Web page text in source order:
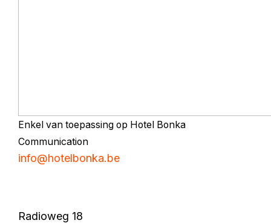
Enkel van toepassing op Hotel Bonka
Communication
info@hotelbonka.be
Radioweg 18